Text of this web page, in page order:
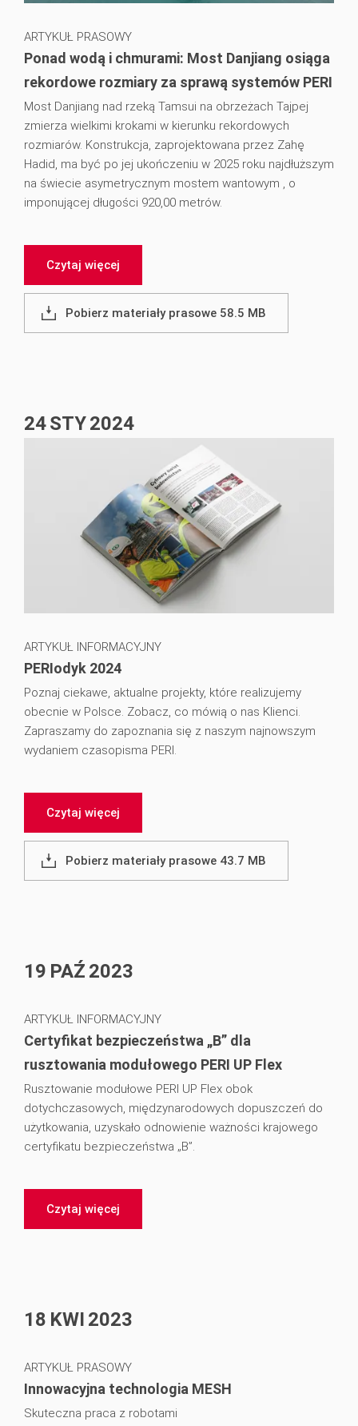
ARTYKUŁ PRASOWY
Ponad wodą i chmurami: Most Danjiang osiąga
rekordowe rozmiary za sprawą systemów PERI
Most Danjiang nad rzeką Tamsui na obrzeżach Tajpej
zmierza wielkimi krokami w kierunku rekordowych
rozmiarów. Konstrukcja, zaprojektowana przez Zahę
Hadid, ma być po jej ukończeniu w 2025 roku najdłuższym
na świecie asymetrycznym mostem wantowym , o
imponującej długości 920,00 metrów.
Czytaj więcej
Pobierz materiały prasowe 58.5 MB
24STY2024
ARTYKUŁ INFORMACYJNY
PERIodyk 2024
Poznaj ciekawe, aktualne projekty, które realizujemy
obecnie w Polsce. Zobacz, co mówią o nas Klienci.
Zapraszamy do zapoznania się z naszym najnowszym
wydaniem czasopisma PERI.
Czytaj więcej
Pobierz materiały prasowe 43.7 MB
19 PAŹ 2023
ARTYKUŁ INFORMACYJNY
Certyfikat bezpieczeństwa „B” dla
rusztowania modułowego PERI UP Flex
Rusztowanie modułowe PERI UP Flex obok
dotychczasowych, międzynarodowych dopuszczeń do
użytkowania, uzyskało odnowienie ważności krajowego
certyfikatu bezpieczeństwa „B”.
Czytaj więcej
18 KWI 2023
ARTYKUŁ PRASOWY
Innowacyjna technologia MESH
Skuteczna praca z robotami